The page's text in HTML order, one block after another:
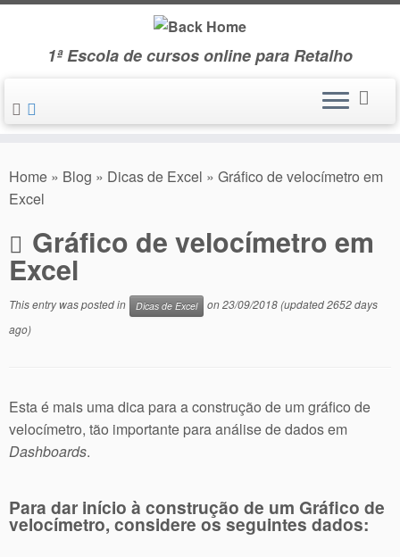
Skip
1ª Escola de cursos online para Retalho
Home » Blog » Dicas de Excel » Gráfico de velocímetro em
Excel
Gráfico de velocímetro em
Excel
This entry was posted in Dicas de Excel on23/09/2018(updated 2652 days
ago)
Esta é mais uma dica para a construção de um gráfico de
velocímetro, tão importante para análise de dados em
Dashboards.
Para dar início à construção de um Gráfico de
velocímetro, considere os seguintes dados: